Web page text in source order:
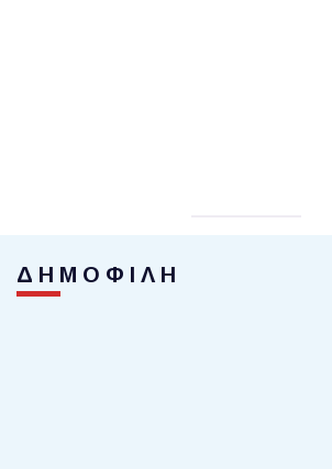
ΔΗΜΟΦΙΛΗ